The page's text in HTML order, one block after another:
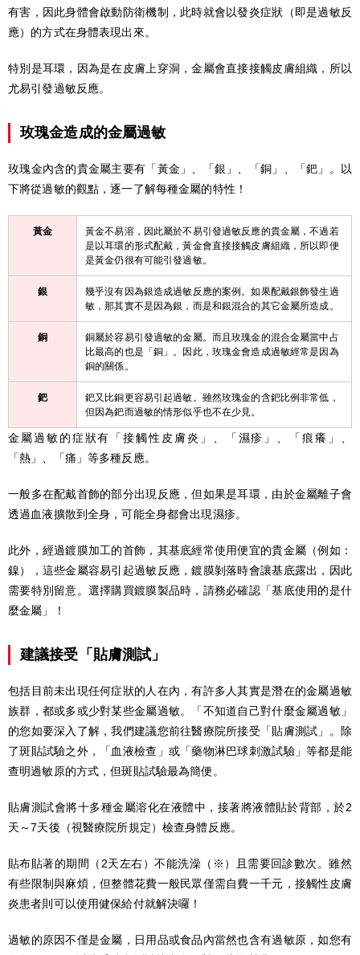
有害，因此身體會啟動防衛機制，此時就會以發炎症狀（即是過敏反
應）的方式在身體表現出來。
特別是耳環，因為是在皮膚上穿洞，金屬會直接接觸皮膚組織，所以
尤易引發過敏反應。
玫瑰金造成的金屬過敏
玫瑰金內含的貴金屬主要有「黃金」、「銀」、「銅」、「鈀」。以
下將從過敏的觀點，逐一了解每種金屬的特性！
黃金
黃金不易溶，因此屬於不易引發過敏反應的貴金屬，不過若
是以耳環的形式配戴，黃金會直接接觸皮膚組織，所以即便
是黃金仍很有可能引發過敏。
銀
幾乎沒有因為銀造成過敏反應的案例。如果配戴銀飾發生過
敏，那其實不是因為銀，而是和銀混合的其它金屬所造成。
銅
銅屬於容易引發過敏的金屬。而且玫瑰金的混合金屬當中占
比最高的也是「銅」。因此，玫瑰金會造成過敏經常是因為
銅的關係。
鈀
鈀又比銅更容易引起過敏。雖然玫瑰金的含鈀比例非常低，
但因為鈀而過敏的情形似乎也不在少見。
金屬過敏的症狀有「接觸性皮膚炎」、「濕疹」、「痕癢」、
「熱」、「痛」等多種反應。
一般多在配戴首飾的部分出現反應，但如果是耳環，由於金屬離子會
透過血液擴散到全身，可能全身都會出現濕疹。
此外，經過鍍膜加工的首飾，其基底經常使用便宜的貴金屬（例如：
鎳），這些金屬容易引起過敏反應，鍍膜剝落時會讓基底露出，因此
需要特別留意。選擇購買鍍膜製品時，請務必確認「基底使用的是什
麼金屬」！
建議接受「貼膚測試」
包括目前未出現任何症狀的人在內，有許多人其實是潛在的金屬過敏
族群，都或多或少對某些金屬過敏。「不知道自己對什麼金屬過敏」
的您如要深入了解，我們建議您前往醫療院所接受「貼膚測試」。除
了斑貼試驗之外，「血液檢查」或「藥物淋巴球刺激試驗」等都是能
查明過敏原的方式，但斑貼試驗最為簡便。
貼膚測試會將十多種金屬溶化在液體中，接著將液體貼於背部，於2
天～7天後（視醫療院所規定）檢查身體反應。
貼布貼著的期間（2天左右）不能洗澡（※）且需要回診數次。雖然
有些限制與麻煩，但整體花費一般民眾僅需自費一千元，接觸性皮膚
炎患者則可以使用健保給付就解決囉！
過敏的原因不僅是金屬，日用品或食品內當然也含有過敏原，如您有